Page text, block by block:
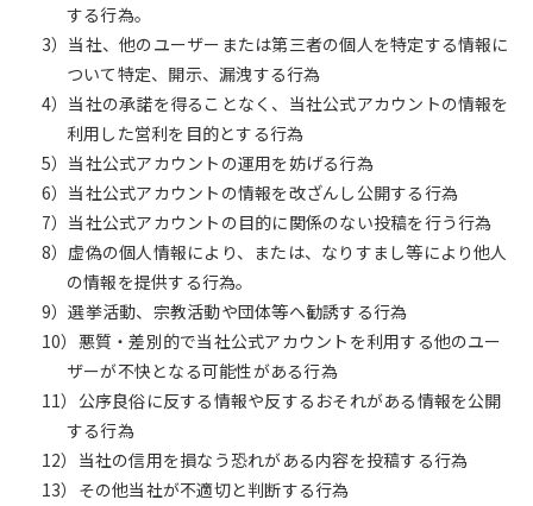
する行為。
3）当社、他のユーザーまたは第三者の個人を特定する情報に
ついて特定、開示、漏洩する行為
4）当社の承諾を得ることなく、当社公式アカウントの情報を
利用した営利を目的とする行為
5）当社公式アカウントの運用を妨げる行為
6）当社公式アカウントの情報を改ざんし公開する行為
7）当社公式アカウントの目的に関係のない投稿を行う行為
8）虚偽の個人情報により、または、なりすまし等により他人
の情報を提供する行為。
9）選挙活動、宗教活動や団体等へ勧誘する行為
10）悪質・差別的で当社公式アカウントを利用する他のユー
ザーが不快となる可能性がある行為
11）公序良俗に反する情報や反するおそれがある情報を公開
する行為
12）当社の信用を損なう恐れがある内容を投稿する行為
13）その他当社が不適切と判断する行為